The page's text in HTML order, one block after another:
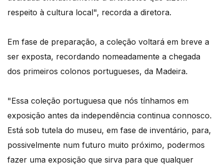
respeito à cultura local", recorda a diretora.
Em fase de preparação, a coleção voltará em breve a
ser exposta, recordando nomeadamente a chegada
dos primeiros colonos portugueses, da Madeira.
"Essa coleção portuguesa que nós tínhamos em
exposição antes da independência continua connosco.
Está sob tutela do museu, em fase de inventário, para,
possivelmente num futuro muito próximo, podermos
fazer uma exposição que sirva para que qualquer